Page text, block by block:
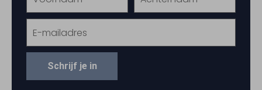
Schrijf je in